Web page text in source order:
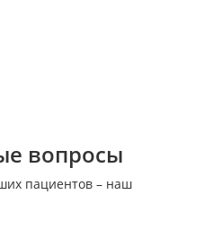
вопросы
пациентов – наш